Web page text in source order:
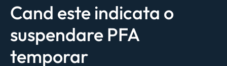
Cand este indicata o
suspendare PFA
temporar